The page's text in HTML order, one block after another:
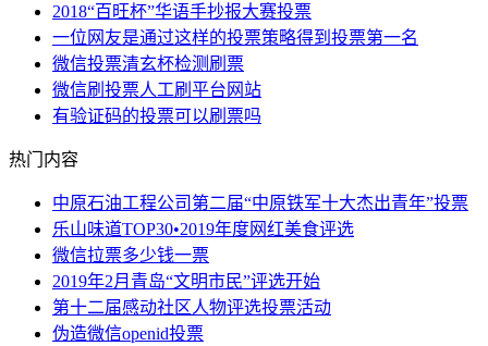
2018“百旺杯”华语手抄报大赛投票
一位网友是通过这样的投票策略得到投票第一名
微信投票清玄杯检测刷票
微信刷投票人工刷平台网站
有验证码的投票可以刷票吗
热门内容
中原石油工程公司第二届“中原铁军十大杰出青年”投票
乐山味道TOP30•2019年度网红美食评选
微信拉票多少钱一票
2019年2月青岛“文明市民”评选开始
第十二届感动社区人物评选投票活动
伪造微信openid投票